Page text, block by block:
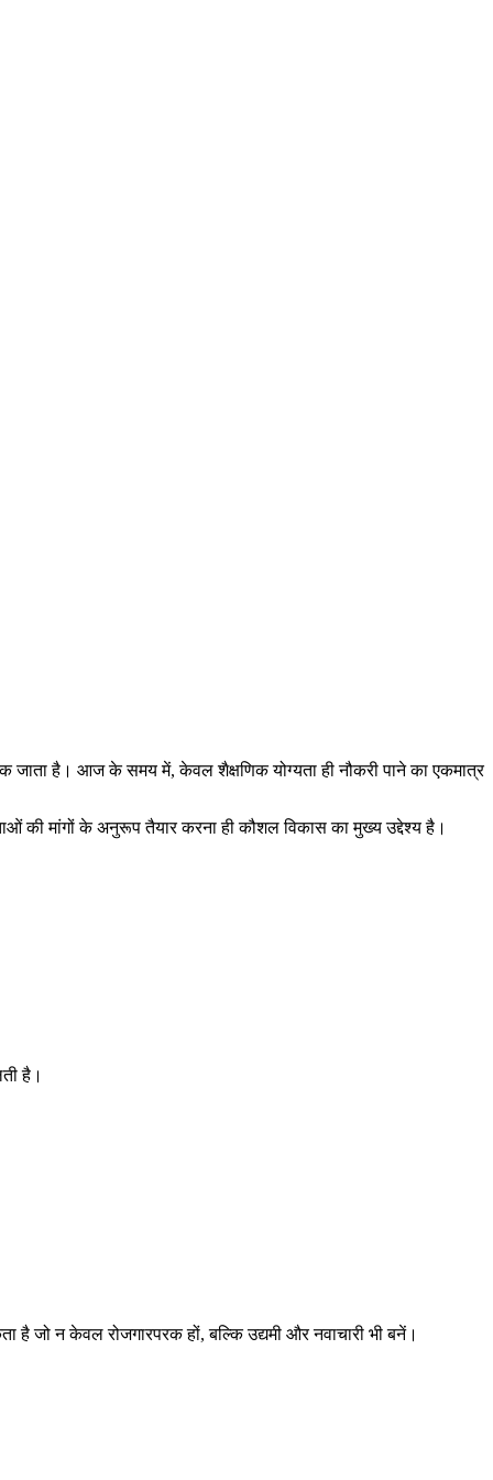
जाता है। आज के समय में, केवल शैक्षणिक योग्यता ही नौकरी पाने का एकमात्र
मांगों के अनुरूप तैयार करना ही कौशल विकास का मुख्य उद्देश्य है।
है।
है जो न केवल रोजगारपरक हों, बल्कि उद्यमी और नवाचारी भी बनें।